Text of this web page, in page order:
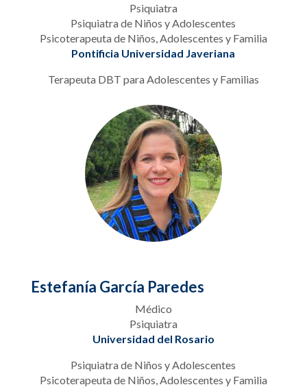
Psiquiatra
Psiquiatra de Niños y Adolescentes
Psicoterapeuta de Niños, Adolescentes y Familia
Pontificia Universidad Javeriana
Terapeuta DBT para Adolescentes y Familias
Estefanía García Paredes
Médico
Psiquiatra
Universidad del Rosario
Psiquiatra de Niños y Adolescentes
Psicoterapeuta de Niños, Adolescentes y Familia